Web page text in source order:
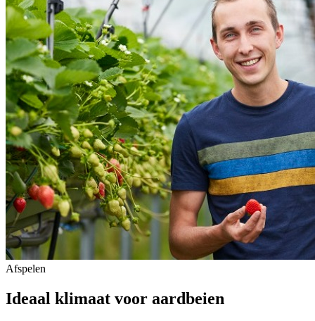
Afspelen
Ideaal klimaat voor aardbeien